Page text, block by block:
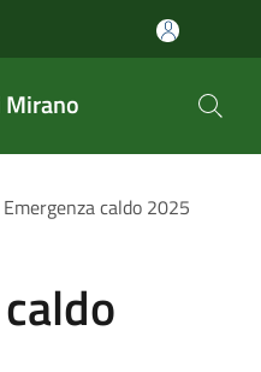
Mirano
Emergenza caldo 2025